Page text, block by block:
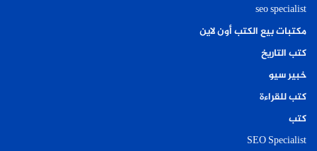
seo specialist
مكتبات بيع الكتب أون لاين
كتب التاريخ
خبير سيو
كتب للقراءة
كتب
SEO Specialist